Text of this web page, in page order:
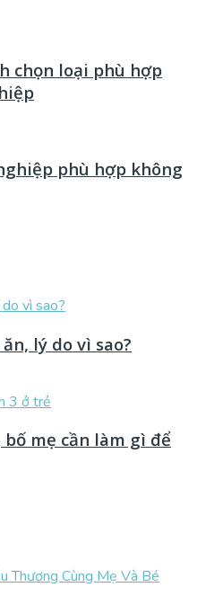
chọn loại phù hợp
phù hợp không
lý do vì sao?
mẹ cần làm gì để